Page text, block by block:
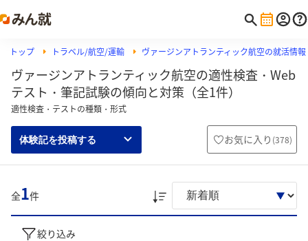
トップ トラベル/航空/運輸 ヴァージンアトランティック航空の就活情報
ヴァージンアトランティック航空の適性検査・Web
テスト・筆記試験の傾向と対策（全1件）
適性検査・テストの種類・形式
体験記を投稿する お気に入り (378)
全1件
絞り込み